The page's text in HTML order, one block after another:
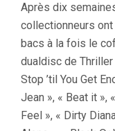
Après dix
collectionneurs
bacs à la fois le
dualdisc de
Stop ’til You Get
Jean », « Beat it »,
Feel », « Dirty